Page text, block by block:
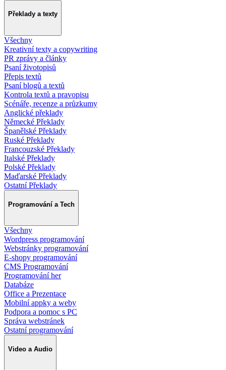
Překlady a texty
Všechny
Kreativní texty a copywriting
PR zprávy a články
Psaní životopisů
Přepis textů
Psaní blogů a textů
Kontrola textů a pravopisu
Scénáře, recenze a průzkumy
Anglické překlady
Německé Překlady
Španělské Překlady
Ruské Překlady
Francouzské Překlady
Italské Překlady
Polské Překlady
Maďarské Překlady
Ostatní Překlady
Programování a Tech
Všechny
Wordpress programování
Webstránky programování
E-shopy programování
CMS Programování
Programování her
Databáze
Office a Prezentace
Mobilní appky a weby
Podpora a pomoc s PC
Správa webstránek
Ostatní programování
Video a Audio